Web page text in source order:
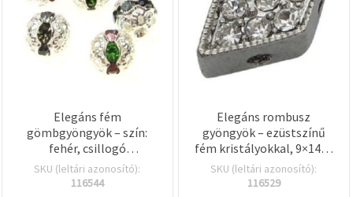
Elegáns fém
gömbgyöngyök – szín:
fehér, csillogó
kristályokkal, 8 mm, furat
1 mm – vegyes, DIY
SKU (leltári azonosító):
116544
Elegáns rombusz
gyöngyök – ezüstszínű
fém kristályokkal, 9×14×4
mm, 4×2 mm-es furat,
csillogó DIY
SKU (leltári azonosító):
116529